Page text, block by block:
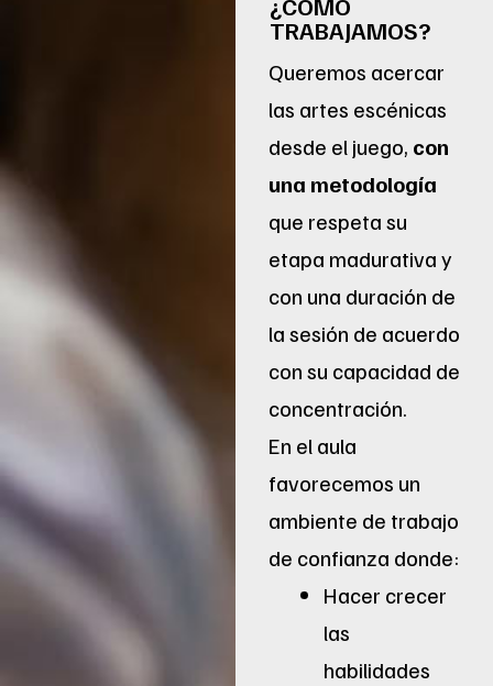
TRABAJAMOS?
Queremos acercar
las artes escénicas
desde el juego, con
una metodología
que respeta su
etapa madurativa y
con una duración de
la sesión de acuerdo
con su capacidad de
concentración.
En el aula
favorecemos un
ambiente de trabajo
de confianza donde:
Hacer crecer
las
habilidades